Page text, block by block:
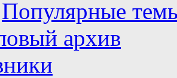
Популярные
архив